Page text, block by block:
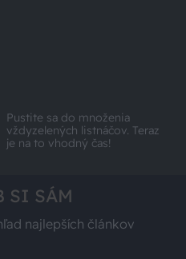
vždyzelených listnáčov. Teraz
je na to vhodný čas!
SÁM